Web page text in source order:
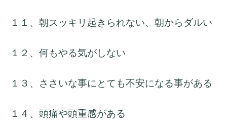
１１、朝スッキリ起きられない、朝からダルい
１２、何もやる気がしない
１３、ささいな事にとても不安になる事がある
１４、頭痛や頭重感がある